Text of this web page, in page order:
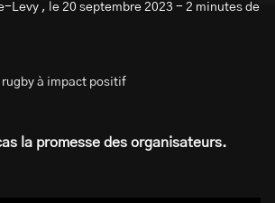
Levy , le 20 septembre 2023 - 2 minutes de
rugby à impact positif
la promesse des organisateurs.
la newsletter